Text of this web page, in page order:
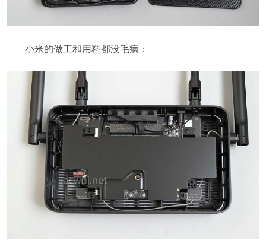
小米的做工和用料都没毛病：